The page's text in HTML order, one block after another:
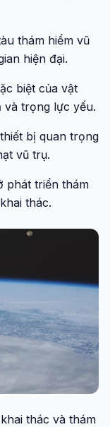
thám hiểm vũ
hiện đại.
biệt của vật
và trọng lực yếu.
bị quan trọng
vũ trụ.
phát triển thám
thác.
thác và thám